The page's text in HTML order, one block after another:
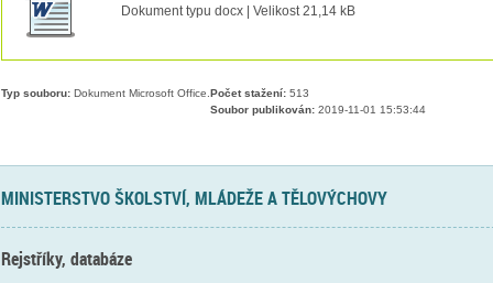
Dokument typu docx | Velikost 21,14 kB
Typ souboru:Dokument Microsoft Office. Počet stažení:513
Soubor publikován:2019-11-01 15:53:44
MINISTERSTVO ŠKOLSTVÍ, MLÁDEŽE A TĚLOVÝCHOVY
Rejstříky, databáze